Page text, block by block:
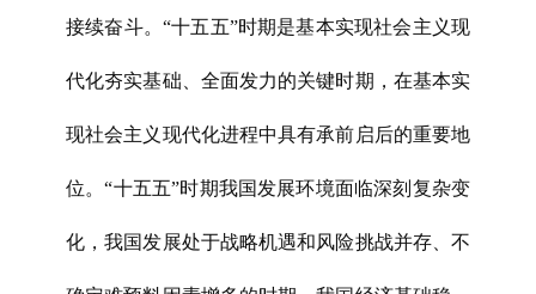
接续奋斗。“十五五”时期是基本实现社会主义现
代化夯实基础、全面发力的关键时期，在基本实
现社会主义现代化进程中具有承前启后的重要地
位。“十五五”时期我国发展环境面临深刻复杂变
化，我国发展处于战略机遇和风险挑战并存、不